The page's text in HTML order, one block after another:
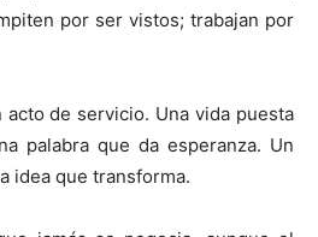
por ser vistos; trabajan por
acto de servicio. Una vida puesta
palabra que da esperanza. Un
idea que transforma.